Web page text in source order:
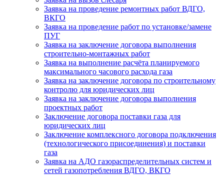
Заявка на проведение ремонтных работ ВДГО,
ВКГО
Заявка на проведение работ по установке/замене
ПУГ
Заявка на заключение договора выполнения
строительно-монтажных работ
Заявка на выполнение расчёта планируемого
максимального часового расхода газа
Заявка на заключение договора по строительному
контролю для юридических лиц
Заявка на заключение договора выполнения
проектных работ
Заключение договора поставки газа для
юридических лиц
Заключение комплексного договора подключения
(технологического присоединения) и поставки
газа
Заявка на АДО газораспределительных систем и
сетей газопотребления ВДГО, ВКГО